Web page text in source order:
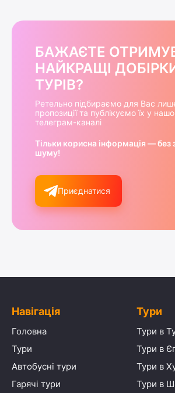
БАЖАЄТЕ
НАЙКРАЩІ
ТУРІВ?
Ретельно підбираємо для Вас
пропозиції та публікуємо їх у
телеграм-каналі
Тільки корисна інформація — без
шуму!
Приєднатися
Навігація
Головна
Тури
Автобусні тури
Гарячі тури
Тури
Тури в
Тури в
Тури в
Тури в